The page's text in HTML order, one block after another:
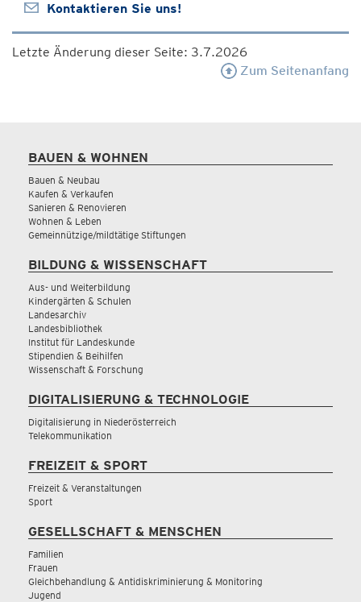
Kontaktieren Sie uns!
Letzte Änderung dieser Seite: 3.7.2026
Zum Seitenanfang
BAUEN & WOHNEN
Bauen & Neubau
Kaufen & Verkaufen
Sanieren & Renovieren
Wohnen & Leben
Gemeinnützige/mildtätige Stiftungen
BILDUNG & WISSENSCHAFT
Aus- und Weiterbildung
Kindergärten & Schulen
Landesarchiv
Landesbibliothek
Institut für Landeskunde
Stipendien & Beihilfen
Wissenschaft & Forschung
DIGITALISIERUNG & TECHNOLOGIE
Digitalisierung in Niederösterreich
Telekommunikation
FREIZEIT & SPORT
Freizeit & Veranstaltungen
Sport
GESELLSCHAFT & MENSCHEN
Familien
Frauen
Gleichbehandlung & Antidiskriminierung & Monitoring
Jugend